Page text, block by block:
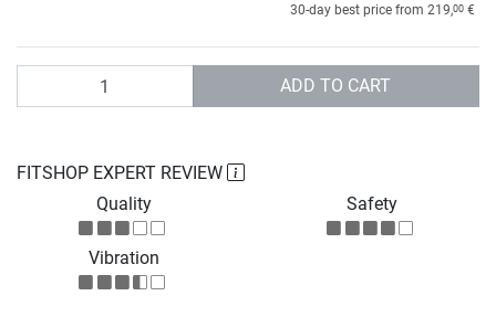
30-day best price from 219,00 €
ADD TO CART
FITSHOP EXPERT REVIEW
Quality
Safety
Vibration